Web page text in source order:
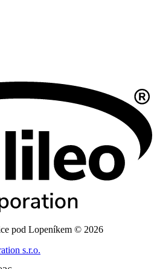
pod Lopeníkem © 2026
s.r.o.